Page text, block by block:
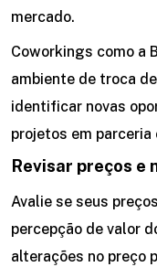
mercado.
Coworkings como a
ambiente de troca
identificar novas
projetos em
Revisar preços e
Avalie se seus
percepção de valor
alterações no preço